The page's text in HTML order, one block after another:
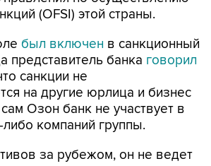
(OFSI) этой страны.
был включен в санкционный
представитель банка говорил
санкции не
на другие юрлица и бизнес
Озон банк не участвует в
либо компаний группы.
за рубежом, он не ведет